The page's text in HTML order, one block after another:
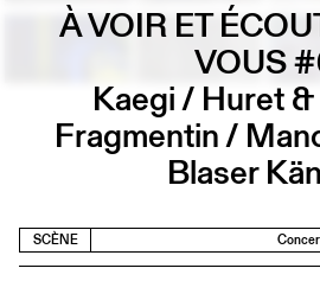
Informations
À VOIR ET
VOUS
Kaegi / Huret
Fragmentin /
Blaser
SCÈNE